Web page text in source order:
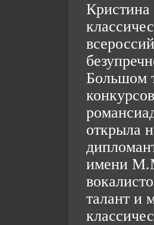
Большом
открыла
имени
талант и